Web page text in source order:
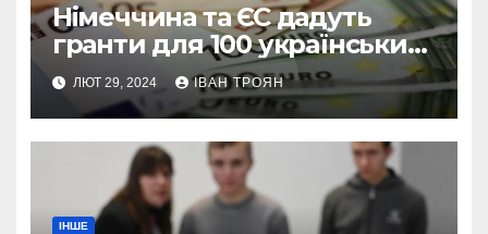
Німеччина та ЄС дадуть
гранти для 100 українських
підприємств
ЛЮТ 29, 2024 ІВАН ТРОЯН
ІНШЕ